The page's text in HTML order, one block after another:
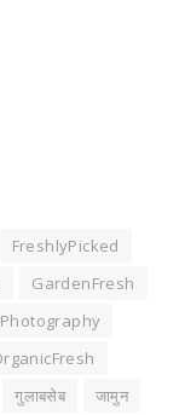
FreshlyPicked
GardenFresh
गुलाबसेब
जामुन